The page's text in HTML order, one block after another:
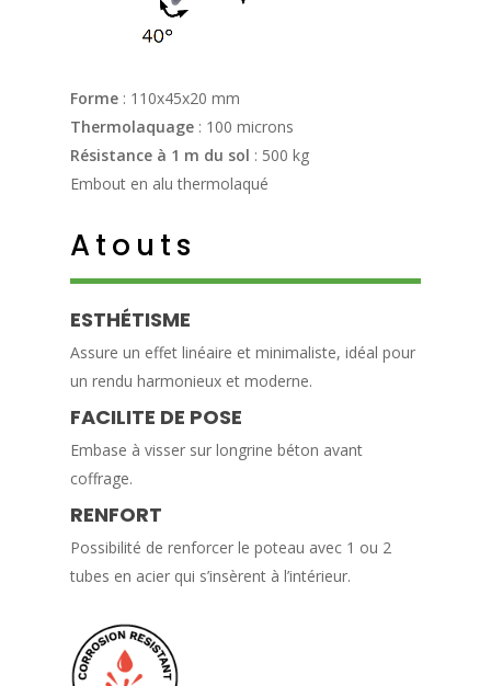
Forme : 110x45x20 mm
Thermolaquage : 100 microns
Résistance à 1 m du sol : 500 kg
Embout en alu thermolaqué
Atouts
ESTHÉTISME
Assure un effet linéaire et minimaliste, idéal pour
un rendu harmonieux et moderne.
FACILITE DE POSE
Embase à visser sur longrine béton avant
coffrage.
RENFORT
Possibilité de renforcer le poteau avec 1 ou 2
tubes en acier qui s’insèrent à l’intérieur.